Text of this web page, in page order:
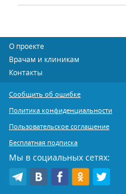
О проекте
Врачам и клиникам
Контакты
Сообщить об ошибке
Политика конфиденциальности
Пользовательское соглашение
Бесплатная подписка
Мы в социальных сетях: